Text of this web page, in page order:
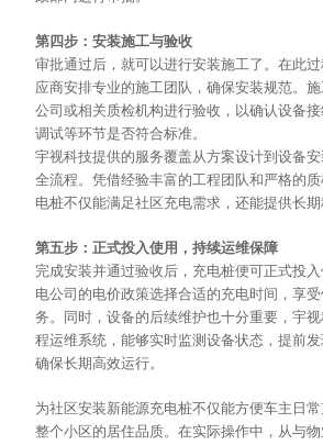
第四步：安装施工与验收
审批通过后，就可以进行安装施工了。在此
应商安排专业的施工团队，确保安装规范。
公司或相关质检机构进行验收，以确认设备
调试等环节是否符合标准。
宇视科技提供的服务覆盖从方案设计到设备
全流程。凭借经验丰富的工程团队和严格的
电桩不仅能满足社区充电需求，还能提供长期
第五步：正式投入使用，持续运维保障
完成安装并通过验收后，充电桩便可正式投
电公司的电价政策选择合适的充电时间，享
务。同时，设备的后续维护也十分重要，宇
程运维系统，能够实时监测设备状态，提前发
确保长期高效运行。
为社区安装新能源充电桩不仅能方便车主日
整个小区的居住品质。在实际操作中，从与物